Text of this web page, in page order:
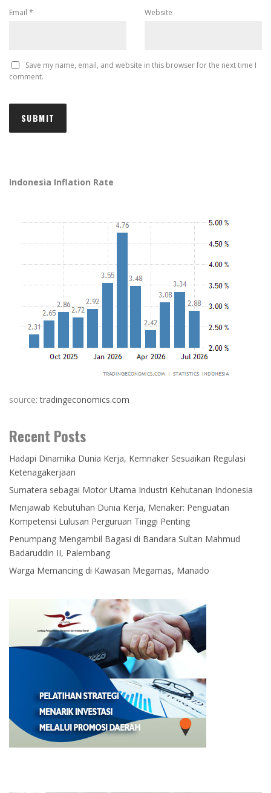
Email * Website
Save my name, email, and website in this browser for the next time I
comment.
Indonesia Inflation Rate
source:tradingeconomics.com
Recent Posts
Hadapi Dinamika Dunia Kerja, Kemnaker Sesuaikan Regulasi
Ketenagakerjaan
Sumatera sebagai Motor Utama Industri Kehutanan Indonesia
Menjawab Kebutuhan Dunia Kerja, Menaker: Penguatan
Kompetensi Lulusan Perguruan Tinggi Penting
Penumpang Mengambil Bagasi di Bandara Sultan Mahmud
Badaruddin II, Palembang
Warga Memancing di Kawasan Megamas, Manado